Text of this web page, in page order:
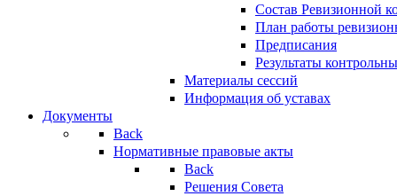
Состав Ревизионной
План работы
Предписания
Результаты
Материалы сессий
Информация об уставах
Документы
Back
Нормативные правовые акты
Back
Решения Совета